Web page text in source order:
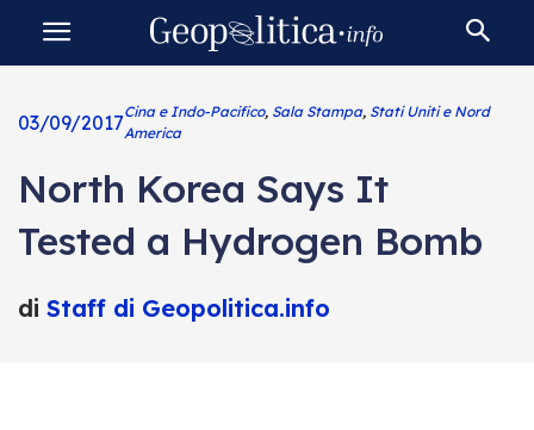
03/09/2017Cina e Indo-Pacifico, Sala Stampa, Stati Uniti e Nord
America
North Korea Says It
Tested a Hydrogen Bomb
di Staff di Geopolitica.info